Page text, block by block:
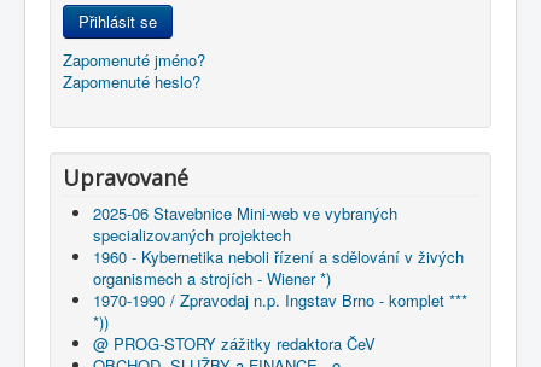
Přihlásit se
Zapomenuté jméno?
Zapomenuté heslo?
Upravované
2025-06 Stavebnice Mini-web ve vybraných
specializovaných projektech
1960 - Kybernetika neboli řízení a sdělování v živých
organismech a strojích - Wiener *)
1970-1990 / Zpravodaj n.p. Ingstav Brno - komplet ***
*))
@ PROG-STORY zážitky redaktora ČeV